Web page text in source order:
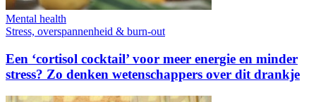
Mental health
Stress, overspannenheid & burn-out
Een ‘cortisol cocktail’ voor meer energie en minder
stress? Zo denken wetenschappers over dit drankje